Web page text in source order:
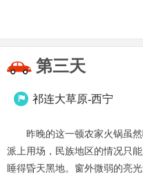
第三天
 祁连大草原-西宁
昨晚的这一顿农家火锅虽然
派上用场，民族地区的情况只
睡得昏天黑地。窗外微弱的亮